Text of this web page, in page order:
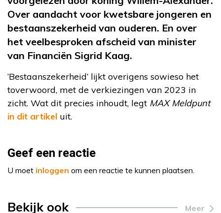
Over aandacht voor kwetsbare jongeren en
bestaanszekerheid van ouderen. En over
het veelbesproken afscheid van minister
van Financiën Sigrid Kaag.
‘Bestaanszekerheid’ lijkt overigens sowieso het
toverwoord, met de verkiezingen van 2023 in
zicht. Wat dit precies inhoudt, legt MAX Meldpunt
in dit artikel uit.
Geef een reactie
U moet inloggen om een reactie te kunnen plaatsen.
Bekijk ook Meer